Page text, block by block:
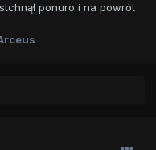
ponuro i na powrót